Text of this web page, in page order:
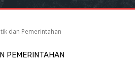
dan Pemerintahan
PEMERINTAHAN